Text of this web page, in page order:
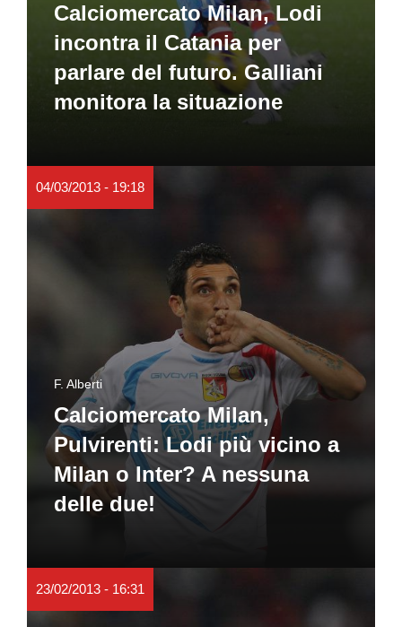
Calciomercato Milan, Lodi
incontra il Catania per
parlare del futuro. Galliani
monitora la situazione
04/03/2013 - 19:18
F. Alberti
Calciomercato Milan,
Pulvirenti: Lodi più vicino a
Milan o Inter? A nessuna
delle due!
23/02/2013 - 16:31